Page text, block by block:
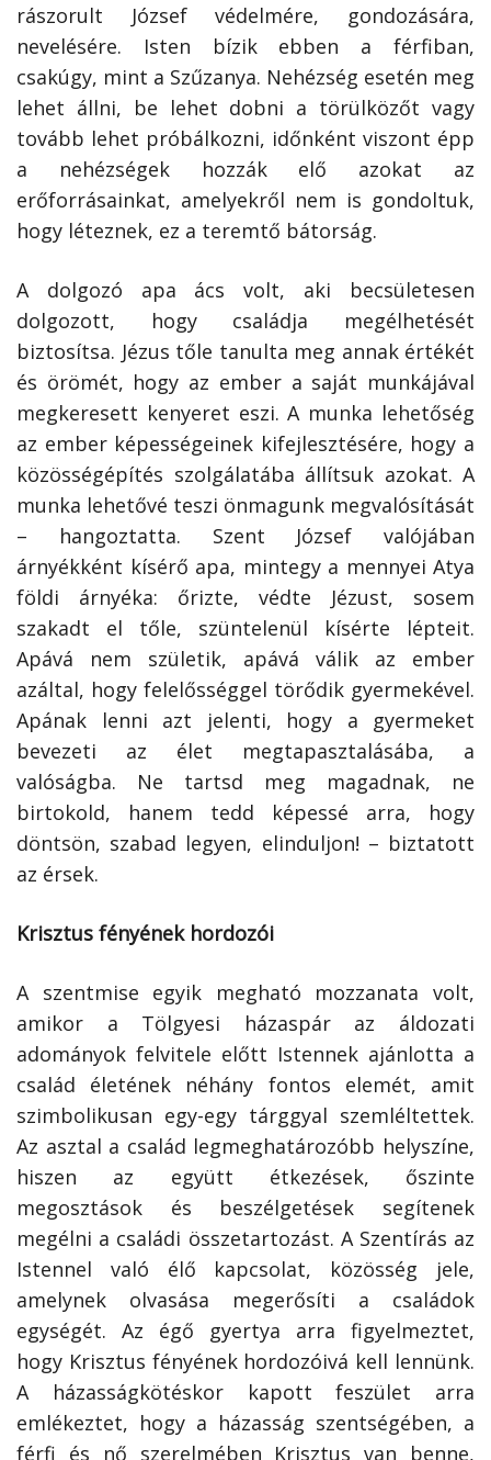
rászorult József védelmére, gondozására,
nevelésére. Isten bízik ebben a férfiban,
csakúgy, mint a Szűzanya. Nehézség esetén meg
lehet állni, be lehet dobni a törülközőt vagy
tovább lehet próbálkozni, időnként viszont épp
a nehézségek hozzák elő azokat az
erőforrásainkat, amelyekről nem is gondoltuk,
hogy léteznek, ez a teremtő bátorság.
A dolgozó apa ács volt, aki becsületesen
dolgozott, hogy családja megélhetését
biztosítsa. Jézus tőle tanulta meg annak értékét
és örömét, hogy az ember a saját munkájával
megkeresett kenyeret eszi. A munka lehetőség
az ember képességeinek kifejlesztésére, hogy a
közösségépítés szolgálatába állítsuk azokat. A
munka lehetővé teszi önmagunk megvalósítását
– hangoztatta. Szent József valójában
árnyékként kísérő apa, mintegy a mennyei Atya
földi árnyéka: őrizte, védte Jézust, sosem
szakadt el tőle, szüntelenül kísérte lépteit.
Apává nem születik, apává válik az ember
azáltal, hogy felelősséggel törődik gyermekével.
Apának lenni azt jelenti, hogy a gyermeket
bevezeti az élet megtapasztalásába, a
valóságba. Ne tartsd meg magadnak, ne
birtokold, hanem tedd képessé arra, hogy
döntsön, szabad legyen, elinduljon! – biztatott
az érsek.
Krisztus fényének hordozói
A szentmise egyik megható mozzanata volt,
amikor a Tölgyesi házaspár az áldozati
adományok felvitele előtt Istennek ajánlotta a
család életének néhány fontos elemét, amit
szimbolikusan egy-egy tárggyal szemléltettek.
Az asztal a család legmeghatározóbb helyszíne,
hiszen az együtt étkezések, őszinte
megosztások és beszélgetések segítenek
megélni a családi összetartozást. A Szentírás az
Istennel való élő kapcsolat, közösség jele,
amelynek olvasása megerősíti a családok
egységét. Az égő gyertya arra figyelmeztet,
hogy Krisztus fényének hordozóivá kell lennünk.
A házasságkötéskor kapott feszület arra
emlékeztet, hogy a házasság szentségében, a
férfi és nő szerelmében Krisztus van benne,